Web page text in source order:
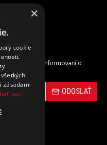
a buďte informovaní o
ODOSLAŤ
×
cookie
zásadami
viac